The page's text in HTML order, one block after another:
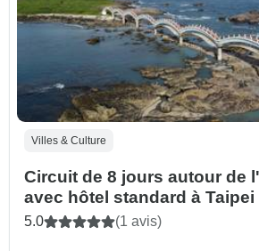
Villes & Culture
Circuit de 8 jours autour de
avec hôtel standard à Taipei
d'intérêt de Taipei, lac Sun
5.0 (1 avis)